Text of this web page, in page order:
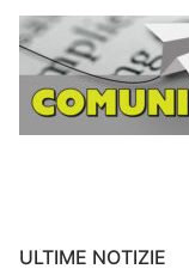
ULTIME NOTIZIE